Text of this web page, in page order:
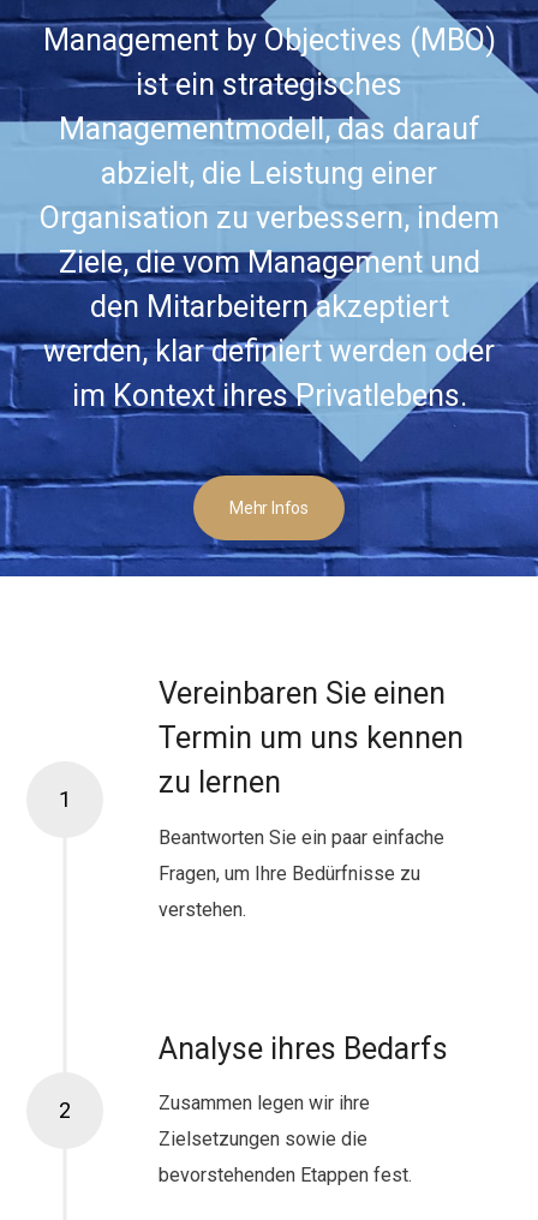
Management by Objectives (MBO)
ist ein strategisches
Managementmodell, das darauf
abzielt, die Leistung einer
Organisation zu verbessern, indem
Ziele, die vom Management und
den Mitarbeitern akzeptiert
werden, klar definiert werden oder
im Kontext ihres Privatlebens.
Mehr Infos
Vereinbaren Sie einen
Termin um uns kennen
zu lernen
Beantworten Sie ein paar einfache
Fragen, um Ihre Bedürfnisse zu
verstehen.
1
Analyse ihres Bedarfs
Zusammen legen wir ihre
Zielsetzungen sowie die
bevorstehenden Etappen fest.
2